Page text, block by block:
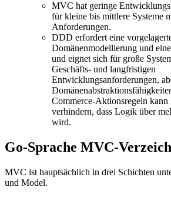
MVC hat geringe
für kleine bis mittlere Systeme
Anforderungen.
DDD erfordert eine
Domänenmodellierung und
und eignet sich für große
Geschäfts- und langfristigen
Entwicklungsanforderungen,
Commerce-Aktionsregeln
verhindern, dass Logik über
wird.
Go-Sprache MVC-
MVC ist hauptsächlich in drei Schichten
und Model.